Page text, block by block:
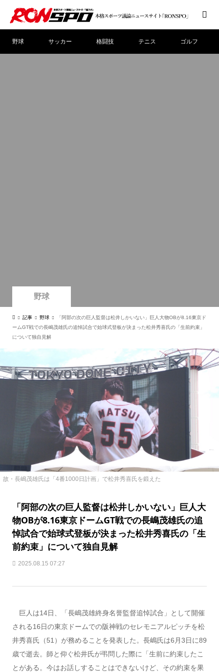
野球 サッカー 格闘技 テニス ゴルフ
野球
記事 野球
「阿部の次の巨人監督は松井しかいない」巨人大物OBが8.16東京ド
ームGT戦での長嶋茂雄氏の追悼試合で始球式登板が決まった松井秀喜氏の「生前約束」
について独自見解
故・長嶋茂雄氏は「4番1000日計画」で松井秀喜氏を鍛えた
「阿部の次の巨人監督は松井しかいない」巨人大
物OBが8.16東京ドームGT戦での長嶋茂雄氏の追
悼試合で始球式登板が決まった松井秀喜氏の「生
前約束」について独自見解
2025.08.15 07:27
巨人は14日、「長嶋茂雄終身名誉監督追悼試合」として開催
される16日の東京ドームでの阪神戦のセレモニアルピッチを松
井秀喜氏（51）が務めることを発表した。長嶋氏は6月3日に89
歳で逝去。師と仰ぐ松井氏が弔問した際に「生前に約束したこ
とがある。今はお話しすることはできないけど、その約束を果